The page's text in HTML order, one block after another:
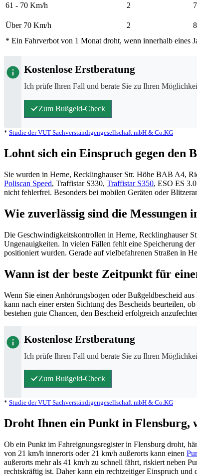
61 - 70 Km/h 2
Über 70 Km/h 2
* Ein Fahrverbot von 1 Monat droht, wenn innerhalb eines
Kostenlose Erstberatung
Ich prüfe Ihren Fall und berate Sie zu Ihren
Zum Bußgeld-Check
* Studie der VUT Sachverständigengesellschaft mbH & Co.KG
Lohnt sich ein Einspruch gegen den
Sie wurden in Herne, Recklinghauser Str. Höhe BAB A4,
Poliscan Speed, Traffistar S330, Traffistar S350, ESO ES
nicht fehlerfrei. Besonders bei mobilen Geräten oder
Wie zuverlässig sind die Messungen
Die Geschwindigkeitskontrollen in Herne, Recklinghauser
Ungenauigkeiten. In vielen Fällen fehlt eine Speicherung
positioniert wurden. Gerade auf vielbefahrenen Straßen in
Wann ist der beste Zeitpunkt für
Wenn Sie einen Anhörungsbogen oder Bußgeldbescheid
kann nach einer ersten Sichtung des Bescheids beurteilen,
bestehen gute Chancen, den Bescheid erfolgreich
Kostenlose Erstberatung
Ich prüfe Ihren Fall und berate Sie zu Ihren
Zum Bußgeld-Check
* Studie der VUT Sachverständigengesellschaft mbH & Co.KG
Droht Ihnen ein Punkt in Flensburg,
Ob ein Punkt im Fahreignungsregister in Flensburg droht,
von 21 km/h innerorts oder 21 km/h außerorts kann einen
außerorts mehr als 41 km/h zu schnell fährt, riskiert neben
rechtskräftig ist. Daher kann ein rechtzeitiger Einspruch und